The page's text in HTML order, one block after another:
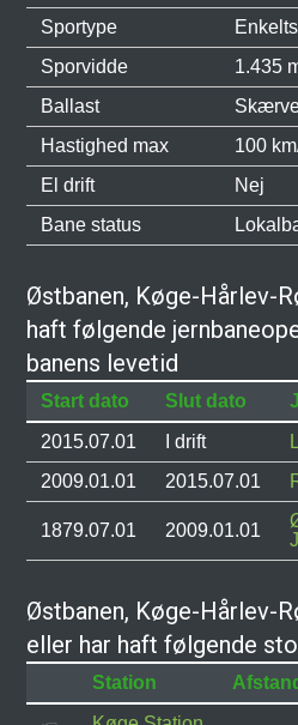
Sportype
Sporvidde
1.435
Ballast
Hastighed max
100
El drift
Nej
Bane status
Østbanen, Køge-Hårlev-
haft følgende
banens levetid
Start dato Slut dato
2015.07.01
I drift
2009.01.01
2015.07.01
1879.07.01 2009.01.01
Østbanen, Køge-Hårlev-
eller har haft følgende
Station